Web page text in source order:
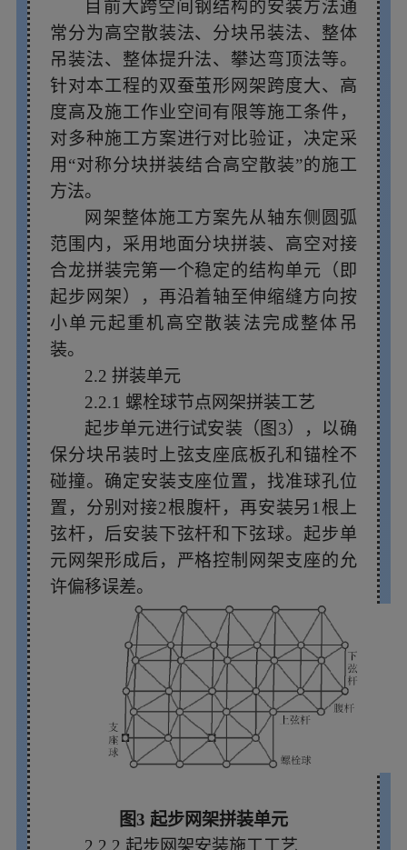
目前大跨空间钢结构的安装方法通
常分为高空散装法、分块吊装法、整体
吊装法、整体提升法、攀达弯顶法等。
针对本工程的双蚕茧形网架跨度大、高
度高及施工作业空间有限等施工条件，
对多种施工方案进行对比验证，决定采
用“对称分块拼装结合高空散装”的施工
方法。
网架整体施工方案先从轴东侧圆弧
范围内，采用地面分块拼装、高空对接
合龙拼装完第一个稳定的结构单元（即
起步网架），再沿着轴至伸缩缝方向按
小单元起重机高空散装法完成整体吊
装。
2.2 拼装单元
2.2.1 螺栓球节点网架拼装工艺
起步单元进行试安装（图3），以确
保分块吊装时上弦支座底板孔和锚栓不
碰撞。确定安装支座位置，找准球孔位
置，分别对接2根腹杆，再安装另1根上
弦杆，后安装下弦杆和下弦球。起步单
元网架形成后，严格控制网架支座的允
许偏移误差。
图3 起步网架拼装单元
2.2.2 起步网架安装施工工艺